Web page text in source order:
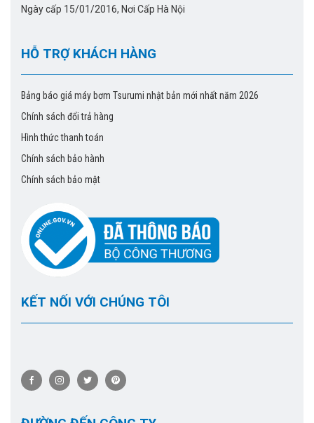
Ngày cấp 15/01/2016, Nơi Cấp Hà Nội
HỖ TRỢ KHÁCH HÀNG
Bảng báo giá máy bơm Tsurumi nhật bản mới nhất năm 2026
Chính sách đổi trả hàng
Hình thức thanh toán
Chính sách bảo hành
Chính sách bảo mật
KẾT NỐI VỚI CHÚNG TÔI